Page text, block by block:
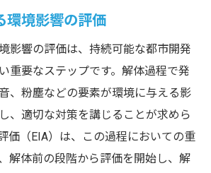
な廃棄物管理のビジョン
を支える先端技術の紹介
がもたらす解体業界の変革
処理を実現する技術的手段
ジーの進化がもたらす環境貢献
環境影響の評価
影響の評価は、持続可能な都市開発
重要なステップです。解体過程で発
、粉塵などの要素が環境に与える影
、適切な対策を講じることが求めら
価（EIA）は、この過程においての重
解体前の段階から評価を開始し、解